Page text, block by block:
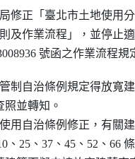
修正「臺北市土地使用
及作業流程」，並停止
號函之作業流程規
制自治條例規定得放寬
照並轉知。
用自治條例修正，有關
10、25、37、45、52、66